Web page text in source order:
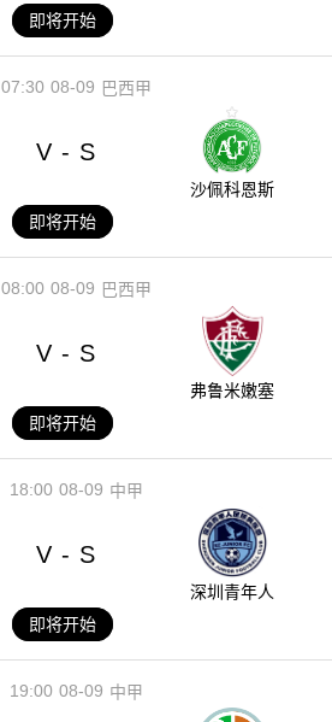
即将开始
08-09
07:30 巴西甲
V - S
沙佩科恩斯
即将开始
08-09
08:00 巴西甲
V - S
弗鲁米嫩塞
即将开始
08-09
18:00 中甲
V - S
深圳青年人
即将开始
08-09
19:00 中甲